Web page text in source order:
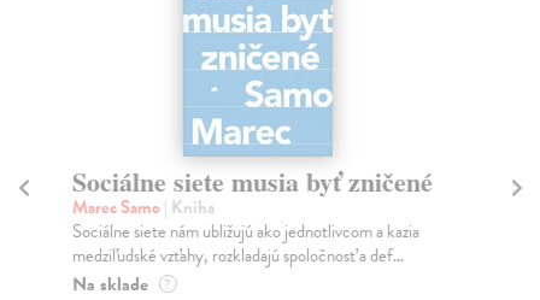
Sociálne siete musia byť zničené
Marec Samo| Kniha
Sociálne siete nám ubližujú ako jednotlivcom a kazia
medziľudské vzťahy, rozkladajú spoločnosť a def...
Na sklade ?